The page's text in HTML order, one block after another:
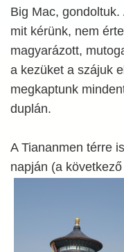
Big Mac,
mit kérünk, nem
magyarázott,
a kezüket a szájuk
megkaptunk
duplán.
A Tiananmen térre
napján (a